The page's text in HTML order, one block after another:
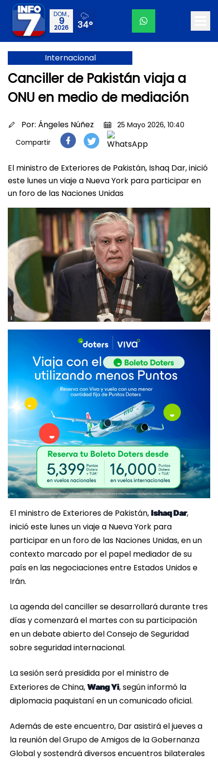
DOM.,
9
2026 34°
Internacional
Canciller de Pakistán viaja a
ONU en medio de mediación
Por: Ángeles Núñez
25 Mayo 2026, 10:40
Compartir
El ministro de Exteriores de Pakistán, Ishaq Dar, inició
este lunes un viaje a Nueva York para participar en
un foro de las Naciones Unidas
El ministro de Exteriores de Pakistán, Ishaq Dar,
inició este lunes un viaje a Nueva York para
participar en un foro de las Naciones Unidas, en un
contexto marcado por el papel mediador de su
país en las negociaciones entre Estados Unidos e
Irán.
La agenda del canciller se desarrollará durante tres
días y comenzará el martes con su participación
en un debate abierto del Consejo de Seguridad
sobre seguridad internacional.
La sesión será presidida por el ministro de
Exteriores de China, Wang Yi, según informó la
diplomacia paquistaní en un comunicado oficial.
Además de este encuentro, Dar asistirá el jueves a
la reunión del Grupo de Amigos de la Gobernanza
Global y sostendrá diversos encuentros bilaterales